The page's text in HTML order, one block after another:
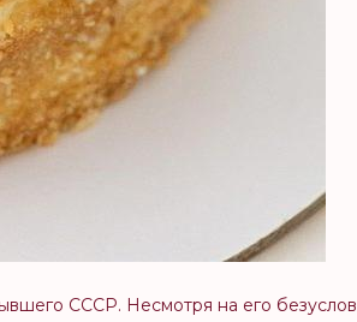
СССР. Несмотря на его